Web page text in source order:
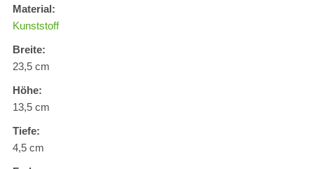
Material:
Kunststoff
Breite:
23,5 cm
Höhe:
13,5 cm
Tiefe:
4,5 cm